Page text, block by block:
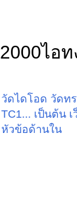
2000ไอ
วัดไดโอด วัดท
TC1... เป็นต้น
หัวข้อด้านใน